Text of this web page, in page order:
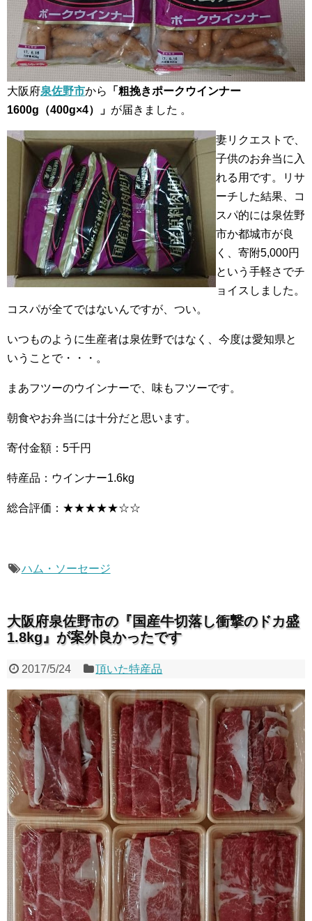
大阪府泉佐野市から
「粗挽きポークウインナー
1600g（400g×4）」 が届きました 。
妻リクエストで、
子供のお弁当に入
れる用です。リサ
ーチした結果、コ
スパ的には泉佐野
市か都城市が良
く、寄附5,000円
という手軽さでチ
ョイスしました。
コスパが全てではないんですが、つい。
いつものように生産者は泉佐野ではなく、今度は愛知県と
いうことで・・・。
まあフツーのウインナーで、味もフツーです。
朝食やお弁当には十分だと思います。
寄付金額：5千円
特産品：ウインナー1.6kg
総合評価：★★★★★☆☆
ハム・ソーセージ
大阪府泉佐野市の『国産牛切落し衝撃のドカ盛
1.8kg』が案外良かったです
2017/5/24 頂いた特産品